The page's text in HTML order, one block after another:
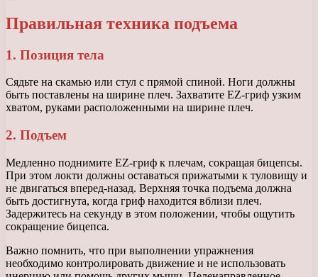
Правильная техника подъема
1. Позиция тела
Сядьте на скамью или стул с прямой спиной. Ноги должны
быть поставлены на ширине плеч. Захватите EZ-гриф узким
хватом, руками расположенными на ширине плеч.
2. Подъем
Медленно поднимите EZ-гриф к плечам, сокращая бицепсы.
При этом локти должны оставаться прижатыми к туловищу и
не двигаться вперед-назад. Верхняя точка подъема должна
быть достигнута, когда гриф находится вблизи плеч.
Задержитесь на секунду в этом положении, чтобы ощутить
сокращение бицепса.
Важно помнить, что при выполнении упражнения
необходимо контролировать движение и не использовать